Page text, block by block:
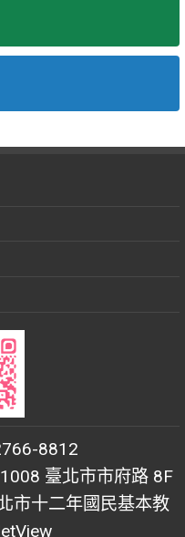
8812
臺北市市府路 8F
市十二年國民基本教